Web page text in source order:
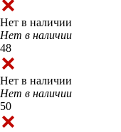
Нет в наличии
Нет в наличии
48
Нет в наличии
Нет в наличии
50